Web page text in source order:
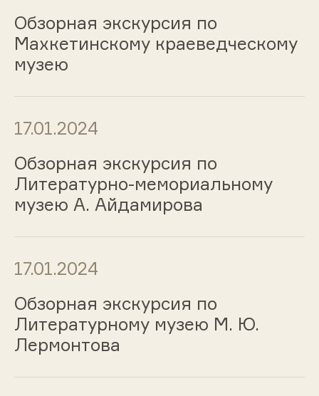
Обзорная экскурсия по
Махкетинскому краеведческому
музею
17.01.2024
Обзорная экскурсия по
Литературно-мемориальному
музею А. Айдамирова
17.01.2024
Обзорная экскурсия по
Литературному музею М. Ю.
Лермонтова